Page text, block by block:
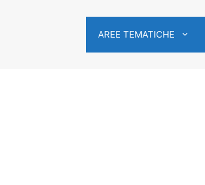
AREE TEMATICHE